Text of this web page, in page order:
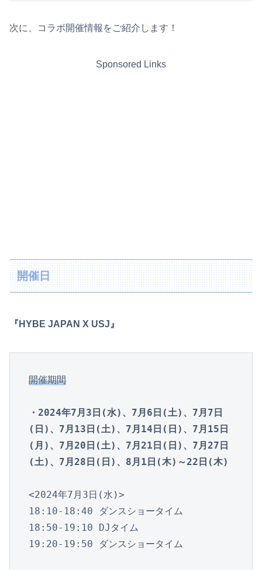
次に、コラボ開催情報をご紹介します！
Sponsored Links
開催日
『HYBE JAPAN X USJ』
開催期間
・2024年7月3日(水)、7月6日(土)、7月7日
(日)、7月13日(土)、7月14日(日)、7月15日
(月)、7月20日(土)、7月21日(日)、7月27日
(土)、7月28日(日)、8月1日(木)～22日(木)
<2024年7月3日(水)>
18:10-18:40 ダンスショータイム
18:50-19:10 DJタイム
19:20-19:50 ダンスショータイム